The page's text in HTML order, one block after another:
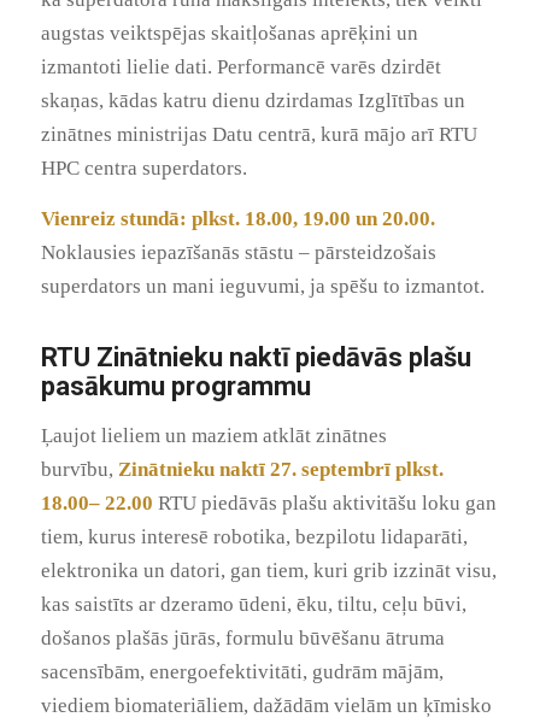
augstas veiktspējas skaitļošanas aprēķini un
izmantoti lielie dati. Performancē varēs dzirdēt
skaņas, kādas katru dienu dzirdamas Izglītības un
zinātnes ministrijas Datu centrā, kurā mājo arī RTU
HPC centra superdators.
Vienreiz stundā: plkst. 18.00, 19.00 un 20.00.
Noklausies iepazīšanās stāstu – pārsteidzošais
superdators un mani ieguvumi, ja spēšu to izmantot.
RTU Zinātnieku naktī piedāvās plašu
pasākumu programmu
Ļaujot lieliem un maziem atklāt zinātnes
burvību, Zinātnieku naktī 27. septembrī plkst.
18.00– 22.00 RTU piedāvās plašu aktivitāšu loku gan
tiem, kurus interesē robotika, bezpilotu lidaparāti,
elektronika un datori, gan tiem, kuri grib izzināt visu,
kas saistīts ar dzeramo ūdeni, ēku, tiltu, ceļu būvi,
došanos plašās jūrās, formulu būvēšanu ātruma
sacensībām, energoefektivitāti, gudrām mājām,
viediem biomateriāliem, dažādām vielām un ķīmisko